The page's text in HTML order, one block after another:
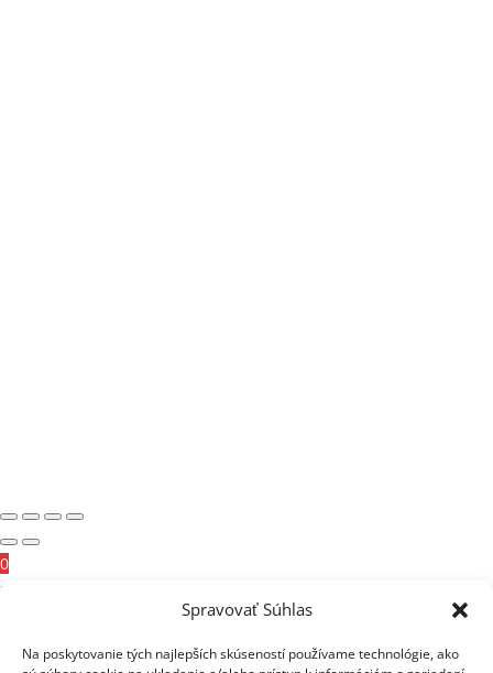
Spravovať Súhlas
Na poskytovanie tých najlepších skúseností používame technológie, ako
0
×
Naplňte košík našimi úžasnými produktami.